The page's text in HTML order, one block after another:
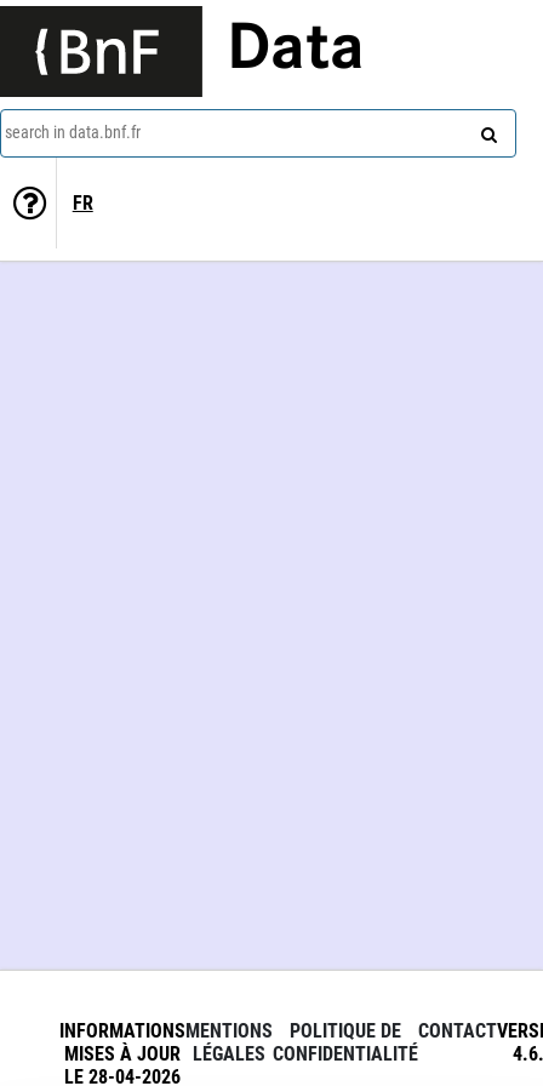
Data
search in data.bnf.fr
FR
INFORMATIONS
MISES À JOUR
LE 28-04-2026
MENTIONS
LÉGALES
POLITIQUE DE
CONFIDENTIALITÉ
CONTACT